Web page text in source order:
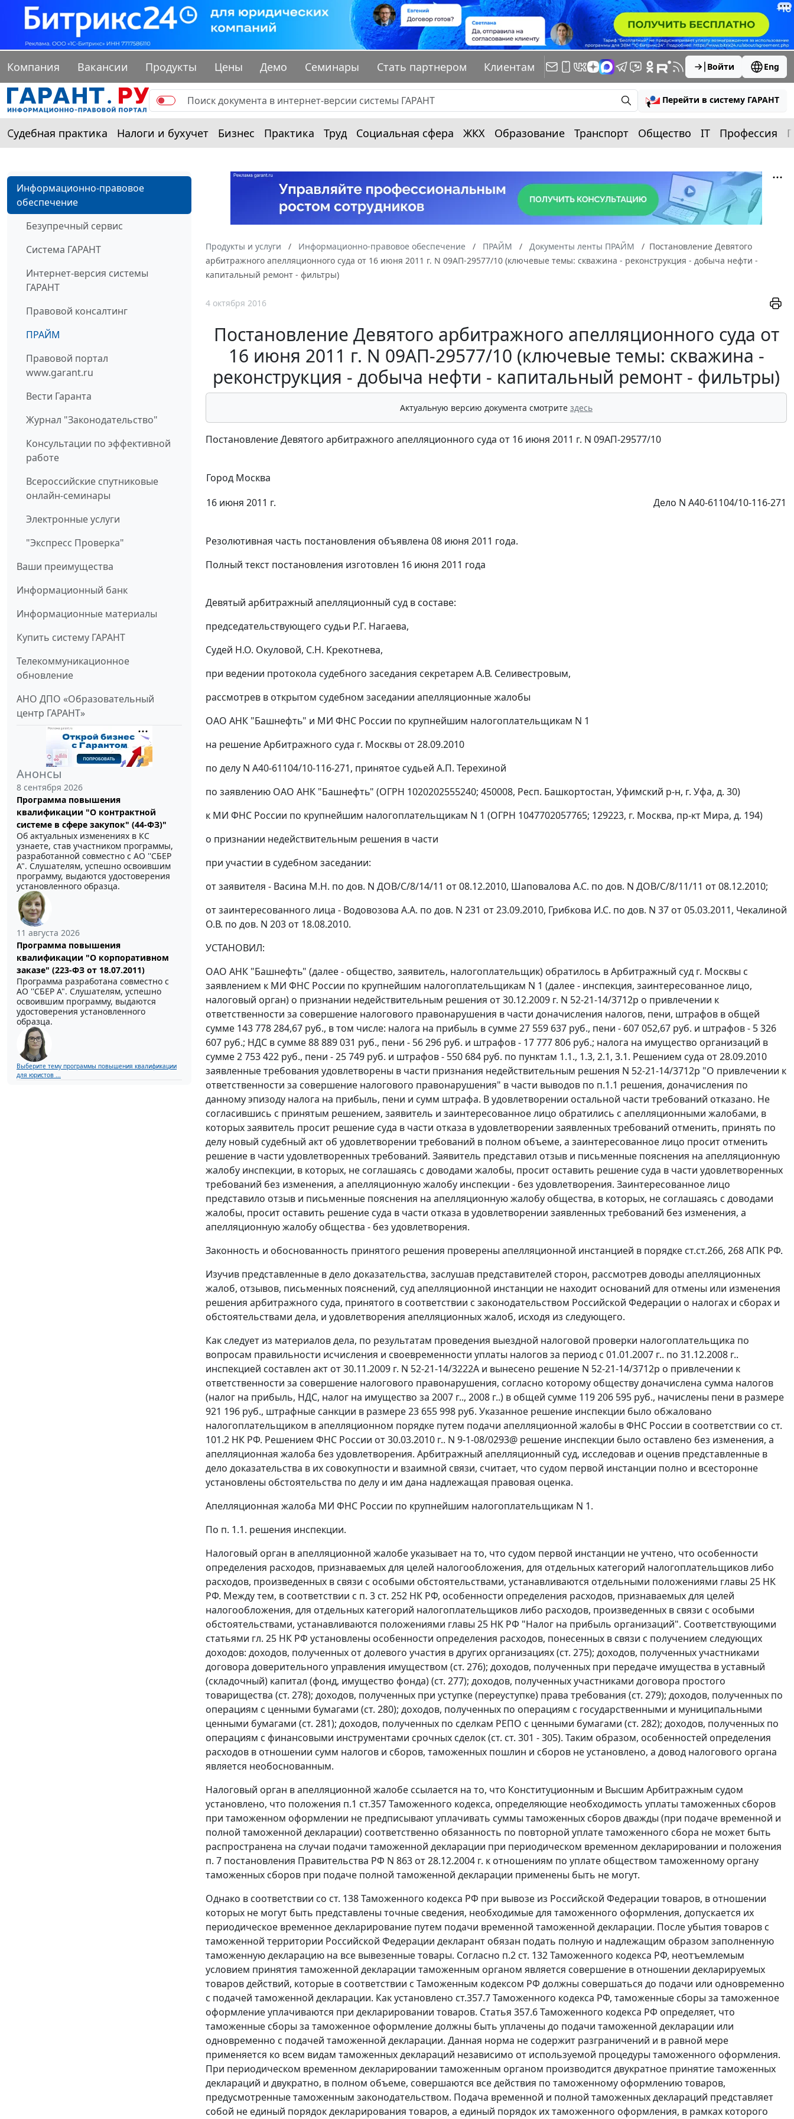
Компания Вакансии Продукты Цены Демо Семинары Стать партнером Клиентам Войти Eng
Перейти в систему ГАРАНТ
Судебная практика Налоги и бухучет Бизнес Практика Труд Социальная сфера ЖКХ Образование Транспорт Общество IT Профессия
Информационно-правовое
обеспечение
Безупречный сервис
Система ГАРАНТ
Интернет-версия системы
ГАРАНТ
Правовой консалтинг
ПРАЙМ
Правовой портал
www.garant.ru
Вести Гаранта
Журнал "Законодательство"
Консультации по эффективной
работе
Всероссийские спутниковые
онлайн-семинары
Электронные услуги
"Экспресс Проверка"
Ваши преимущества
Информационный банк
Информационные материалы
Купить систему ГАРАНТ
Телекоммуникационное
обновление
АНО ДПО «Образовательный
центр ГАРАНТ»
Анонсы
8 сентября 2026
Программа повышения
квалификации "О контрактной
системе в сфере закупок" (44-ФЗ)"
Об актуальных изменениях в КС
узнаете, став участником программы,
разработанной совместно с АО ''СБЕР
А". Слушателям, успешно освоившим
программу, выдаются удостоверения
установленного образца.
11 августа 2026
Программа повышения
квалификации "О корпоративном
заказе" (223-ФЗ от 18.07.2011)
Программа разработана совместно с
АО ''СБЕР А". Слушателям, успешно
освоившим программу, выдаются
удостоверения установленного
образца.
Выберите тему программы повышения квалификации
для юристов ...
Продукты и услуги Информационно-правовое обеспечение ПРАЙМ Документы ленты ПРАЙМ
Постановление Девятого
арбитражного апелляционного суда от 16 июня 2011 г. N 09АП-29577/10 (ключевые темы: скважина - реконструкция - добыча нефти -
капитальный ремонт - фильтры)
4 октября 2016
Постановление Девятого арбитражного апелляционного суда от
16 июня 2011 г. N 09АП-29577/10 (ключевые темы: скважина -
реконструкция - добыча нефти - капитальный ремонт - фильтры)
Актуальную версию документа смотрите здесь
Постановление Девятого арбитражного апелляционного суда от 16 июня 2011 г. N 09АП-29577/10
Город Москва
16 июня 2011 г.
Дело N А40-61104/10-116-271
Резолютивная часть постановления объявлена 08 июня 2011 года.
Полный текст постановления изготовлен 16 июня 2011 года
Девятый арбитражный апелляционный суд в составе:
председательствующего судьи Р.Г. Нагаева,
Судей Н.О. Окуловой, С.Н. Крекотнева,
при ведении протокола судебного заседания секретарем А.В. Селивестровым,
рассмотрев в открытом судебном заседании апелляционные жалобы
ОАО АНК "Башнефть" и МИ ФНС России по крупнейшим налогоплательщикам N 1
на решение Арбитражного суда г. Москвы от 28.09.2010
по делу N А40-61104/10-116-271, принятое судьей А.П. Терехиной
по заявлению ОАО АНК "Башнефть" (ОГРН 1020202555240; 450008, Респ. Башкортостан, Уфимский р-н, г. Уфа, д. 30)
к МИ ФНС России по крупнейшим налогоплательщикам N 1 (ОГРН 1047702057765; 129223, г. Москва, пр-кт Мира, д. 194)
о признании недействительным решения в части
при участии в судебном заседании:
от заявителя - Васина М.Н. по дов. N ДОВ/С/8/14/11 от 08.12.2010, Шаповалова А.С. по дов. N ДОВ/С/8/11/11 от 08.12.2010;
от заинтересованного лица - Водовозова А.А. по дов. N 231 от 23.09.2010, Грибкова И.С. по дов. N 37 от 05.03.2011, Чекалиной
О.В. по дов. N 203 от 18.08.2010.
УСТАНОВИЛ:
ОАО АНК "Башнефть" (далее - общество, заявитель, налогоплательщик) обратилось в Арбитражный суд г. Москвы с
заявлением к МИ ФНС России по крупнейшим налогоплательщикам N 1 (далее - инспекция, заинтересованное лицо,
налоговый орган) о признании недействительным решения от 30.12.2009 г. N 52-21-14/3712р о привлечении к
ответственности за совершение налогового правонарушения в части доначисления налогов, пени, штрафов в общей
сумме 143 778 284,67 руб., в том числе: налога на прибыль в сумме 27 559 637 руб., пени - 607 052,67 руб. и штрафов - 5 326
607 руб.; НДС в сумме 88 889 031 руб., пени - 56 296 руб. и штрафов - 17 777 806 руб.; налога на имущество организаций в
сумме 2 753 422 руб., пени - 25 749 руб. и штрафов - 550 684 руб. по пунктам 1.1., 1.3, 2.1, 3.1. Решением суда от 28.09.2010
заявленные требования удовлетворены в части признания недействительным решения N 52-21-14/3712р "О привлечении к
ответственности за совершение налогового правонарушения" в части выводов по п.1.1 решения, доначисления по
данному эпизоду налога на прибыль, пени и сумм штрафа. В удовлетворении остальной части требований отказано. Не
согласившись с принятым решением, заявитель и заинтересованное лицо обратились с апелляционными жалобами, в
которых заявитель просит решение суда в части отказа в удовлетворении заявленных требований отменить, принять по
делу новый судебный акт об удовлетворении требований в полном объеме, а заинтересованное лицо просит отменить
решение в части удовлетворенных требований. Заявитель представил отзыв и письменные пояснения на апелляционную
жалобу инспекции, в которых, не соглашаясь с доводами жалобы, просит оставить решение суда в части удовлетворенных
требований без изменения, а апелляционную жалобу инспекции - без удовлетворения. Заинтересованное лицо
представило отзыв и письменные пояснения на апелляционную жалобу общества, в которых, не соглашаясь с доводами
жалобы, просит оставить решение суда в части отказа в удовлетворении заявленных требований без изменения, а
апелляционную жалобу общества - без удовлетворения.
Законность и обоснованность принятого решения проверены апелляционной инстанцией в порядке ст.ст.266, 268АПК РФ.
Изучив представленные в дело доказательства, заслушав представителей сторон, рассмотрев доводы апелляционных
жалоб, отзывов, письменных пояснений, суд апелляционной инстанции не находит оснований для отмены или изменения
решения арбитражного суда, принятого в соответствии с законодательством Российской Федерации о налогах и сборах и
обстоятельствами дела, и удовлетворения апелляционных жалоб, исходя из следующего.
Как следует из материалов дела, по результатам проведения выездной налоговой проверки налогоплательщика по
вопросам правильности исчисления и своевременности уплаты налогов за период с 01.01.2007 г.. по 31.12.2008 г..
инспекцией составлен акт от 30.11.2009 г. N 52-21-14/3222А и вынесено решение N 52-21-14/3712р о привлечении к
ответственности за совершение налогового правонарушения, согласно которому обществу доначислена сумма налогов
(налог на прибыль, НДС, налог на имущество за 2007 г.., 2008 г..) в общей сумме 119 206 595 руб., начислены пени в размере
921 196 руб., штрафные санкции в размере 23 655 998 руб. Указанное решение инспекции было обжаловано
налогоплательщиком в апелляционном порядке путем подачи апелляционной жалобы в ФНС России в соответствии со ст.
101.2 НК РФ. Решением ФНС России от 30.03.2010 г.. N 9-1-08/0293@ решение инспекции было оставлено без изменения, а
апелляционная жалоба без удовлетворения. Арбитражный апелляционный суд, исследовав и оценив представленные в
дело доказательства в их совокупности и взаимной связи, считает, что судом первой инстанции полно и всесторонне
установлены обстоятельства по делу и им дана надлежащая правовая оценка.
Апелляционная жалоба МИ ФНС России по крупнейшим налогоплательщикам N 1.
По п. 1.1. решения инспекции.
Налоговый орган в апелляционной жалобе указывает на то, что судом первой инстанции не учтено, что особенности
определения расходов, признаваемых для целей налогообложения, для отдельных категорий налогоплательщиков либо
расходов, произведенных в связи с особыми обстоятельствами, устанавливаются отдельными положениями главы 25 НК
РФ. Между тем, в соответствии с п. 3 ст. 252 НК РФ, особенности определения расходов, признаваемых для целей
налогообложения, для отдельных категорий налогоплательщиков либо расходов, произведенных в связи с особыми
обстоятельствами, устанавливаются положениями главы 25 НК РФ "Налог на прибыль организаций". Соответствующими
статьями гл. 25 НК РФ установлены особенности определения расходов, понесенных в связи с получением следующих
доходов: доходов, полученных от долевого участия в других организациях (ст. 275); доходов, полученных участниками
договора доверительного управления имуществом (ст. 276); доходов, полученных при передаче имущества в уставный
(складочный) капитал (фонд, имущество фонда) (ст. 277); доходов, полученных участниками договора простого
товарищества (ст. 278); доходов, полученных при уступке (переуступке) права требования (ст. 279); доходов, полученных по
операциям с ценными бумагами (ст. 280); доходов, полученных по операциям с государственными и муниципальными
ценными бумагами (ст. 281); доходов, полученных по сделкам РЕПО с ценными бумагами (ст. 282); доходов, полученных по
операциям с финансовыми инструментами срочных сделок (ст. ст. 301 - 305). Таким образом, особенностей определения
расходов в отношении сумм налогов и сборов, таможенных пошлин и сборов не установлено, а довод налогового органа
является необоснованным.
Налоговый орган в апелляционной жалобе ссылается на то, что Конституционным и Высшим Арбитражным судом
установлено, что положения п.1 ст.357Таможенного кодекса, определяющие необходимость уплаты таможенных сборов
при таможенном оформлении не предписывают уплачивать суммы таможенных сборов дважды (при подаче временной и
полной таможенной декларации) соответственно обязанность по повторной уплате таможенного сбора не может быть
распространена на случаи подачи таможенной декларации при периодическом временном декларировании и положения
п. 7 постановления Правительства РФ N 863 от 28.12.2004 г. к отношениям по уплате обществом таможенному органу
таможенных сборов при подаче полной таможенной декларации применены быть не могут.
Однако в соответствии со ст. 138Таможенного кодекса РФ при вывозе из Российской Федерации товаров, в отношении
которых не могут быть представлены точные сведения, необходимые для таможенного оформления, допускается их
периодическое временное декларирование путем подачи временной таможенной декларации. После убытия товаров с
таможенной территории Российской Федерации декларант обязан подать полную и надлежащим образом заполненную
таможенную декларацию на все вывезенные товары. Согласно п.2 ст. 132Таможенного кодекса РФ, неотъемлемым
условием принятия таможенной декларации таможенным органом является совершение в отношении декларируемых
товаров действий, которые в соответствии с Таможенным кодексом РФ должны совершаться до подачи или одновременно
с подачей таможенной декларации. Как установлено ст.357.7Таможенного кодекса РФ, таможенные сборы за таможенное
оформление уплачиваются при декларировании товаров. Статья 357.6Таможенного кодекса РФ определяет, что
таможенные сборы за таможенное оформление должны быть уплачены до подачи таможенной декларации или
одновременно с подачей таможенной декларации. Данная норма не содержит разграничений и в равной мере
применяется ко всем видам таможенных деклараций независимо от используемой процедуры таможенного оформления.
При периодическом временном декларировании таможенным органом производится двукратное принятие таможенных
деклараций и двукратно, в полном объеме, совершаются все действия по таможенному оформлению товаров,
предусмотренные таможенным законодательством. Подача временной и полной таможенных деклараций представляет
собой не единый порядок декларирования товаров, а единый порядок их таможенного оформления, в рамках которого